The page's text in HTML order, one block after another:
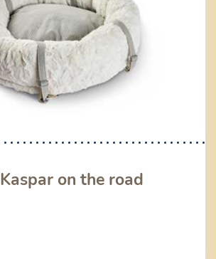
on the road